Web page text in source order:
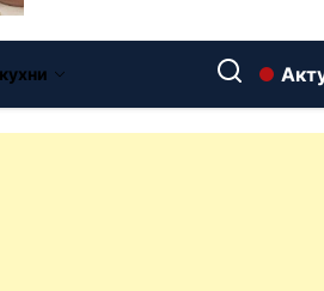
Газодровяные печи в Астане:
выбираем между
специализацией